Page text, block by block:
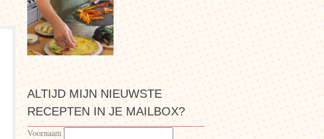
ALTIJD MIJN NIEUWSTE
RECEPTEN IN JE MAILBOX?
Voornaam